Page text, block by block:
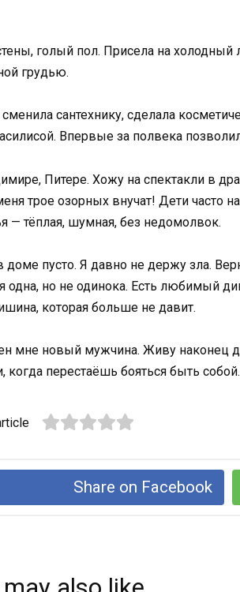
голый пол. Присела на холодный
грудью.
сантехнику, сделала
Впервые за полвека
Питере. Хожу на спектакли в
трое озорных внучат! Дети часто
— тёплая, шумная, без недомолвок.
пусто. Я давно не держу зла.
но не одинока. Есть любимый
которая больше не давит.
мне новый мужчина. Живу наконец
когда перестаёшь бояться быть собой.
Share on Facebook